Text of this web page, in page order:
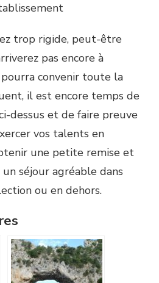
trop rigide, peut-être
pas encore à
convenir toute la
il est encore temps de
dessus et de faire preuve
vos talents en
une petite remise et
un séjour agréable dans
ou en dehors.